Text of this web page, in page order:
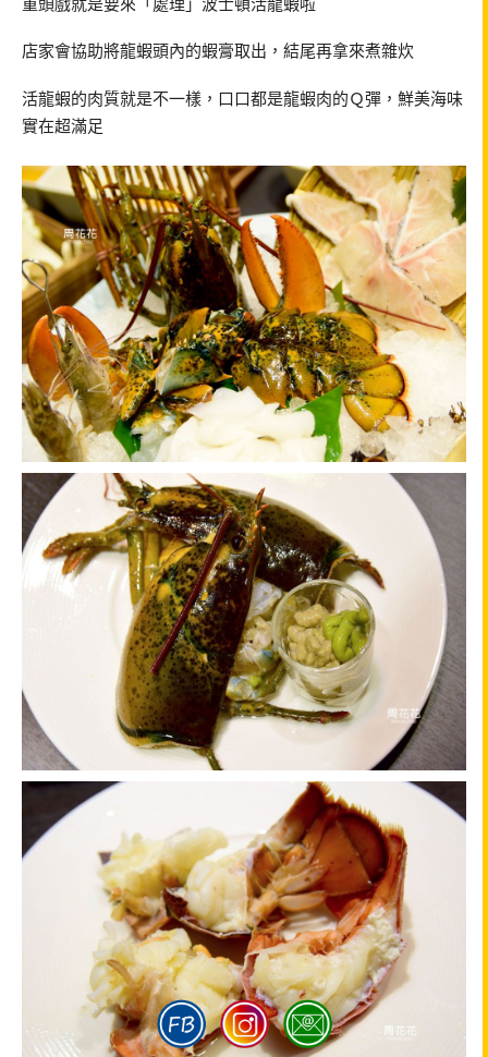
店家會協助將龍蝦頭內的蝦膏取出，結尾再拿來煮雜炊
活龍蝦的肉質就是不一樣，口口都是龍蝦肉的Ｑ彈，鮮美海味
實在超滿足